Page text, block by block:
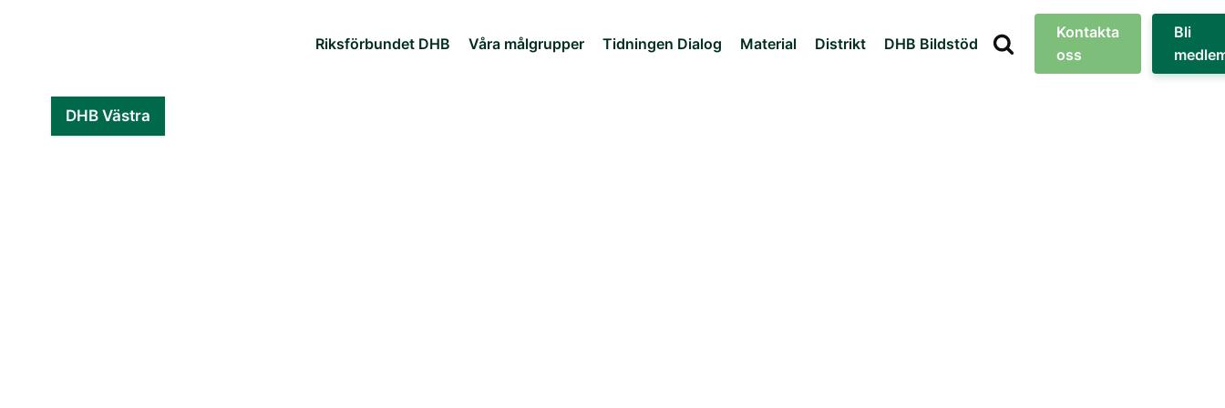
Riksförbundet DHB Våra målgrupper Tidningen Dialog Material Distrikt DHB Bildstöd
Kontakta
oss
Bli
DHB Västra